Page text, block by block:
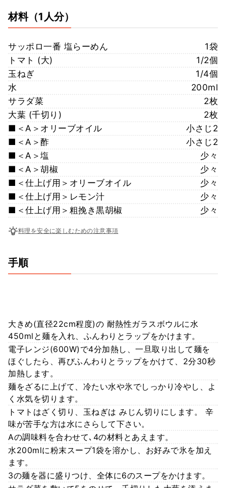
材料（1人分）
サッポロ一番 塩らーめん
1袋
トマト (大)
1/2個
玉ねぎ
1/4個
水
200ml
サラダ菜
2枚
大葉 (千切り)
2枚
■＜A＞オリーブオイル
小さじ2
■＜A＞酢
小さじ2
■＜A＞塩
少々
■＜A＞胡椒
少々
■＜仕上げ用＞オリーブオイル
少々
■＜仕上げ用＞レモン汁
少々
■＜仕上げ用＞粗挽き黒胡椒
少々
料理を安全に楽しむための注意事項
手順
大きめ(直径22cm程度)の 耐熱性ガラスボウルに水
450mlと麺を入れ、ふんわりとラップをかけます。
電子レンジ(600W)で4分加熱し、一旦取り出して麺を
ほぐしたら、再びふんわりとラップをかけて、2分30秒
加熱します。
麺をざるに上げて、冷たい水や氷でしっかり冷やし、よ
く水気を切ります。
トマトはざく切り、玉ねぎは みじん切りにします。 辛
味が苦手な方は水にさらして下さい。
Aの調味料を合わせて､4の材料とあえます。
水200mlに粉末スープ1袋を溶かし、お好みで氷を加え
ます。
3の麺を器に盛りつけ、全体に6のスープをかけます。